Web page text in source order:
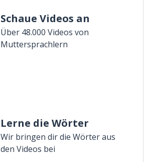
Schaue Videos an
Über 48.000 Videos von
Muttersprachlern
Lerne die Wörter
Wir bringen dir die Wörter aus
den Videos bei